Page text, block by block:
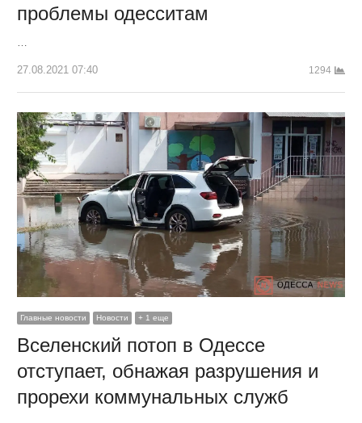
проблемы одесситам
…
27.08.2021 07:40 1294
Главные новости Новости + 1 еще
Вселенский потоп в Одессе
отступает, обнажая разрушения и
прорехи коммунальных служб